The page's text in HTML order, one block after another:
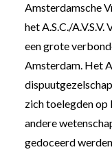
Amsterdamsche
het A.S.C./
een grote
Amsterdam. Het
zich toelegden op
andere
gedoceerd